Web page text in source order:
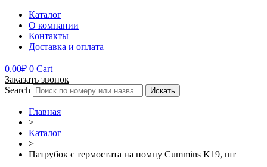
Каталог
О компании
Контакты
Доставка и оплата
0.00₽ 0 Cart
Заказать звонок
Search
Искать
Главная
>
Каталог
>
Патрубок с термостата на помпу Cummins K19, шт